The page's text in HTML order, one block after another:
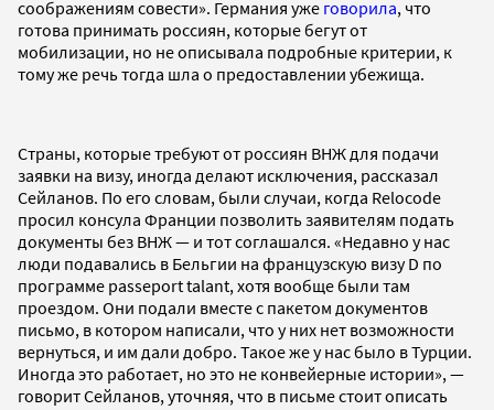
соображениям совести». Германия уже говорила, что
готова принимать россиян, которые бегут от
мобилизации, но не описывала подробные критерии, к
тому же речь тогда шла о предоставлении убежища.
Страны, которые требуют от россиян ВНЖ для подачи
заявки на визу, иногда делают исключения, рассказал
Сейланов. По его словам, были случаи, когда Relocode
просил консула Франции позволить заявителям подать
документы без ВНЖ — и тот соглашался. «Недавно у нас
люди подавались в Бельгии на французскую визу D по
программе passeport talant, хотя вообще были там
проездом. Они подали вместе с пакетом документов
письмо, в котором написали, что у них нет возможности
вернуться, и им дали добро. Такое же у нас было в Турции.
Иногда это работает, но это не конвейерные истории», —
говорит Сейланов, уточняя, что в письме стоит описать